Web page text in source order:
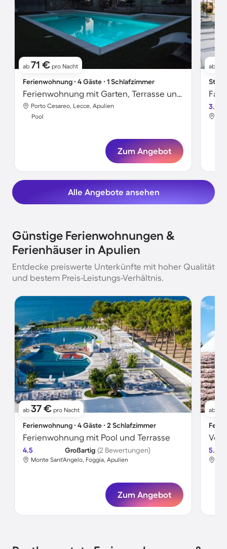
ab 71 € pro Nacht
Ferienwohnung ∙ 4 Gäste ∙ 1 Schlafzimmer
Ferienwohnung mit Garten, Terrasse und Grill | Gartenblick
Porto Cesareo, Lecce, Apulien
Pool
Zum Angebot
ab
3.5
Alle Angebote ansehen
Günstige Ferienwohnungen &
Ferienhäuser in Apulien
Entdecke preiswerte Unterkünfte mit hoher Qualität
und bestem Preis-Leistungs-Verhältnis.
ab 37 € pro Nacht
Ferienwohnung ∙ 4 Gäste ∙ 2 Schlafzimmer
Ferienwohnung mit Pool und Terrasse
4.5 Großartig (2 Bewertungen)
Monte Sant'Angelo, Foggia, Apulien
Zum Angebot
ab
5.0